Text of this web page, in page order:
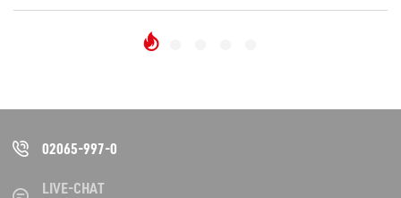
02065-997-0
LIVE-CHAT